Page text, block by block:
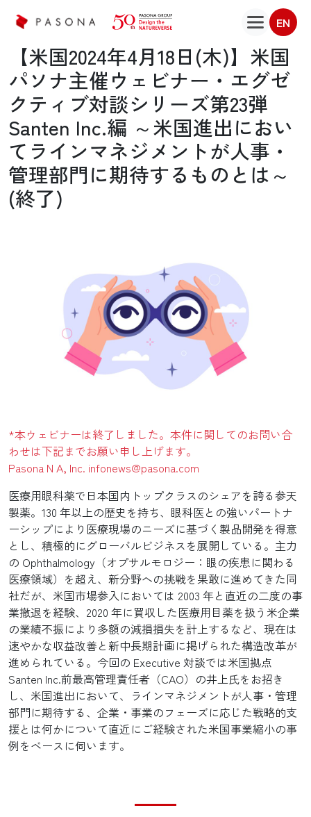
EN
【米国2024年4月18日(木)】米国
パソナ主催ウェビナー・エグゼ
クティブ対談シリーズ第23弾
Santen Inc.編 ～米国進出におい
てラインマネジメントが人事・
管理部門に期待するものとは～
(終了)
*本ウェビナーは終了しました。本件に関してのお問い合
わせは下記までお願い申し上げます。
Pasona N A, Inc. infonews@pasona.com
医療用眼科薬で日本国内トップクラスのシェアを誇る参天
製薬。130 年以上の歴史を持ち、眼科医との強いパートナ
ーシップにより医療現場のニーズに基づく製品開発を得意
とし、積極的にグローバルビジネスを展開している。主力
の Ophthalmology（オプサルモロジー：眼の疾患に関わる
医療領域）を超え、新分野への挑戦を果敢に進めてきた同
社だが、米国市場参入においては 2003 年と直近の二度の事
業撤退を経験、2020 年に買収した医療用目薬を扱う米企業
の業績不振により多額の減損損失を計上するなど、現在は
速やかな収益改善と新中長期計画に掲げられた構造改革が
進められている。今回の Executive 対談では米国拠点
Santen Inc.前最高管理責任者（CAO）の井上氏をお招き
し、米国進出において、ラインマネジメントが人事・管理
部門に期待する、企業・事業のフェーズに応じた戦略的支
援とは何かについて直近にご経験された米国事業縮小の事
例をベースに伺います。